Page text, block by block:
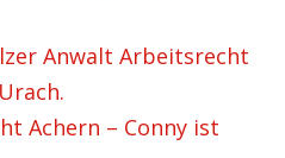
Anwalt Arbeitsrecht
Achern – Conny ist